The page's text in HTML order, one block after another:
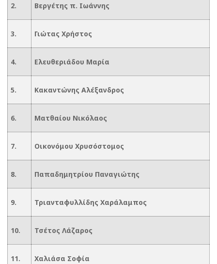
2. Βεργέτης π. Ιωάννης
3. Γιώτας Χρήστος
4. Ελευθεριάδου Μαρία
5. Κακαντώνης Αλέξανδρος
6. Ματθαίου Νικόλαος
7. Οικονόμου Χρυσόστομος
8. Παπαδημητρίου Παναγιώτης
9. Τριανταφυλλίδης Χαράλαμπος
10. Τσέτος Λάζαρος
11. Χαλιάσα Σοφία